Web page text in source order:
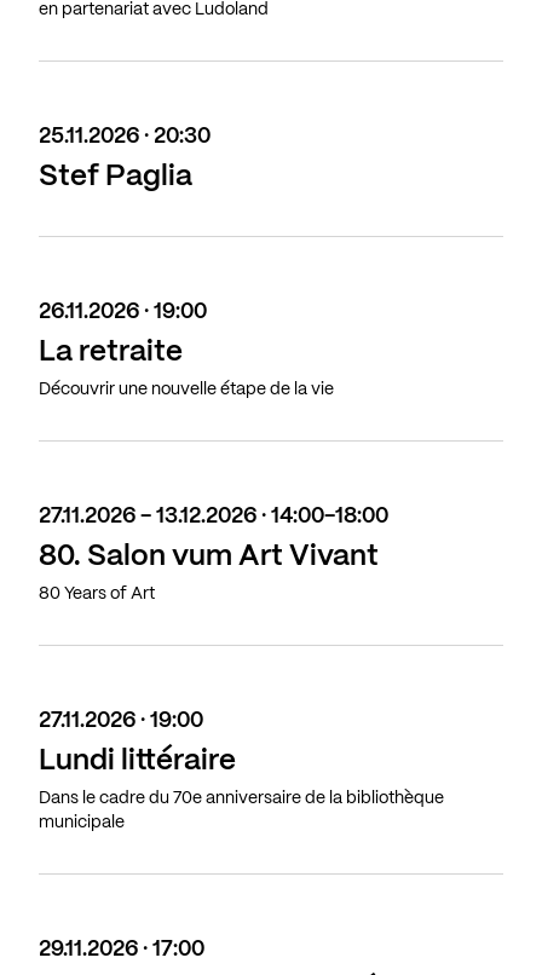
en partenariat avec Ludoland
25.11.2026 · 20:30
Stef Paglia
26.11.2026 · 19:00
La retraite
Découvrir une nouvelle étape de la vie
27.11.2026 - 13.12.2026 · 14:00-18:00
80. Salon vum Art Vivant
80 Years of Art
27.11.2026 · 19:00
Lundi littéraire
Dans le cadre du 70e anniversaire de la bibliothèque
municipale
29.11.2026 · 17:00